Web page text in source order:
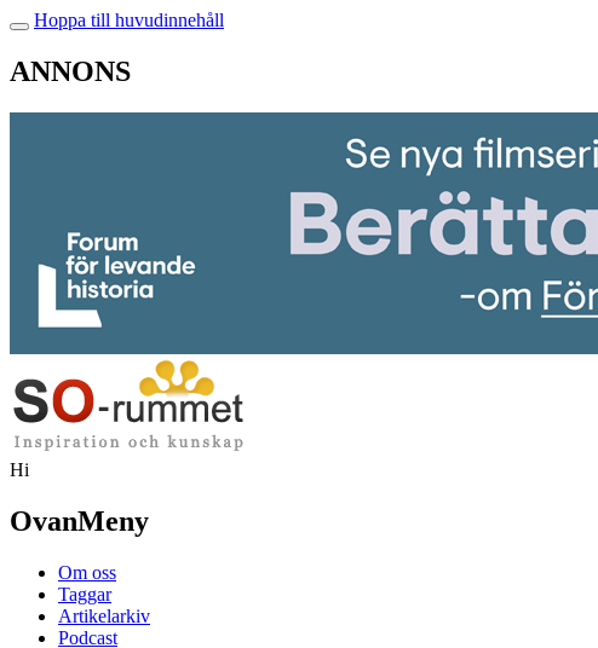
Hoppa till huvudinnehåll
ANNONS
Hi
OvanMeny
Om oss
Taggar
Artikelarkiv
Podcast